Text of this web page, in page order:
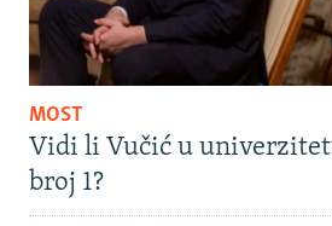
MOST
Vidi li Vučić u
broj 1?